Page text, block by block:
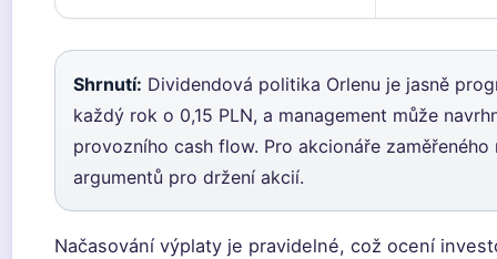
Shrnutí: Dividendová politika Orlenu je jasně
každý rok o 0,15 PLN, a management může
provozního cash flow. Pro akcionáře
argumentů pro držení akcií.
Načasování výplaty je pravidelné, což ocení